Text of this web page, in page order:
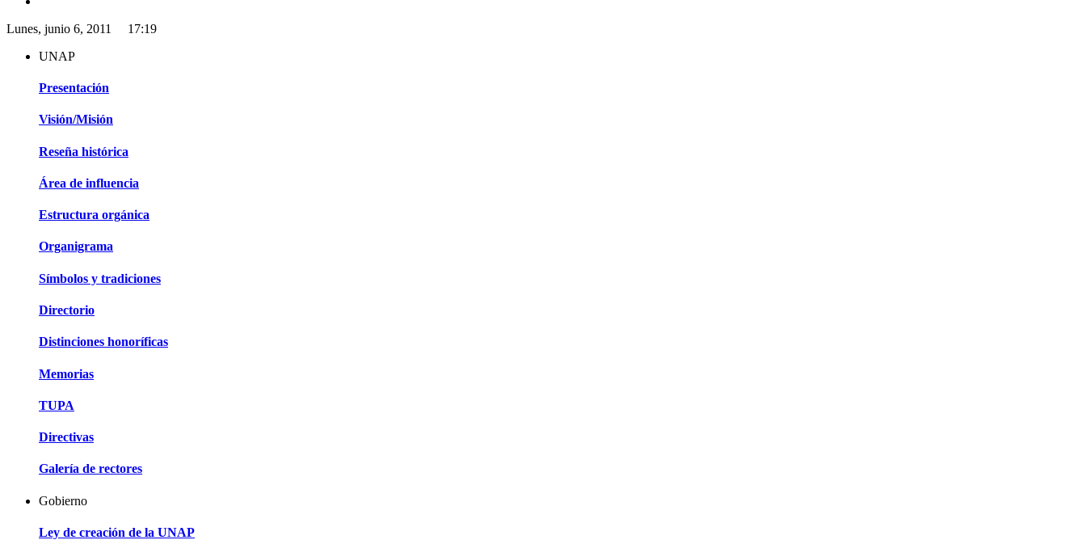
Lunes, junio 6, 2011 17:19
UNAP
Presentación
Visión/Misión
Reseña histórica
Área de influencia
Estructura orgánica
Organigrama
Símbolos y tradiciones
Directorio
Distinciones honoríficas
Memorias
TUPA
Directivas
Galería de rectores
Gobierno
Ley de creación de la UNAP